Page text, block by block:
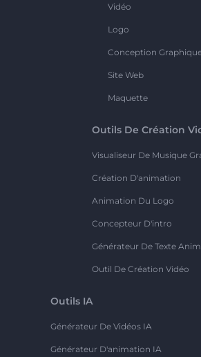
Vidéo
Logo
Conception
Site Web
Maquette
Outils De Création
Visualiseur De Musique
Création D'animation
Animation Du Logo
Concepteur D'intro
Générateur De Texte
Outil De Création Vidéo
Outils IA
Générateur De Vidéos IA
Générateur D'animation IA